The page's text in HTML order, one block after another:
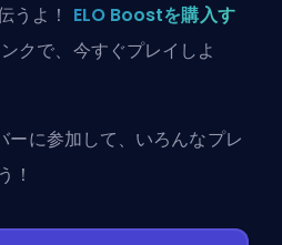
うよ！ ELO Boostを購入す
クで、今すぐプレイしよ
ーに参加して、いろんなプレ
！